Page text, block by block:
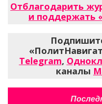
Отблагодарить
и поддержать
Telegram,
каналы